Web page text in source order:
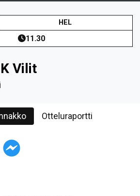
HEL
11.30
Vilit
Otteluraportti